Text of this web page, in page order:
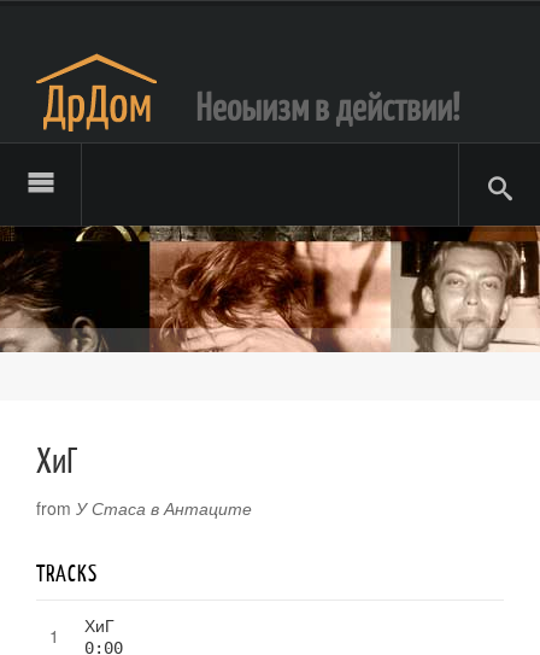
Неоыизм в действии!
ХиГ
from У Стаса в Антаците
TRACKS
ХиГ
0:00